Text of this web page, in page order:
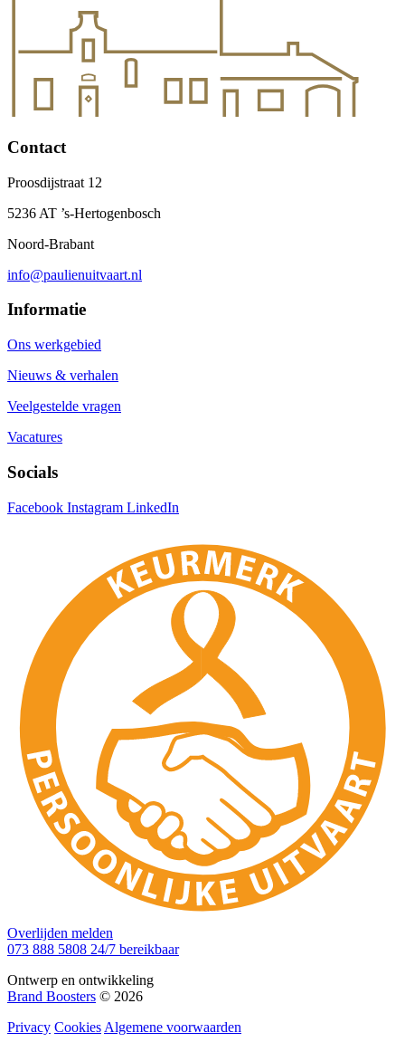
Contact
Proosdijstraat 12
5236 AT ’s-Hertogenbosch
Noord-Brabant
info@paulienuitvaart.nl
Informatie
Ons werkgebied
Nieuws & verhalen
Veelgestelde vragen
Vacatures
Socials
Facebook Instagram LinkedIn
Overlijden melden
073 888 5808 24/7 bereikbaar
Ontwerp en ontwikkeling
Brand Boosters © 2026
Privacy Cookies Algemene voorwaarden